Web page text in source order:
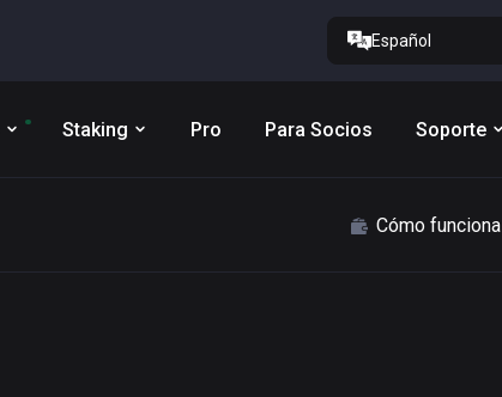
Español
Staking Pro Para Socios Soporte
Cómo funciona